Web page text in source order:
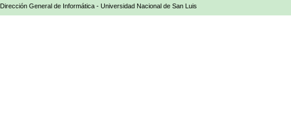
Dirección General de Informática - Universidad Nacional de San Luis